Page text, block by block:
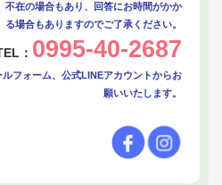
不在の場合もあり、回答にお時間がかか
る場合もありますのでご了承ください。
： 0995-40-2687
フォーム、公式LINEアカウントからお
願いいたします。